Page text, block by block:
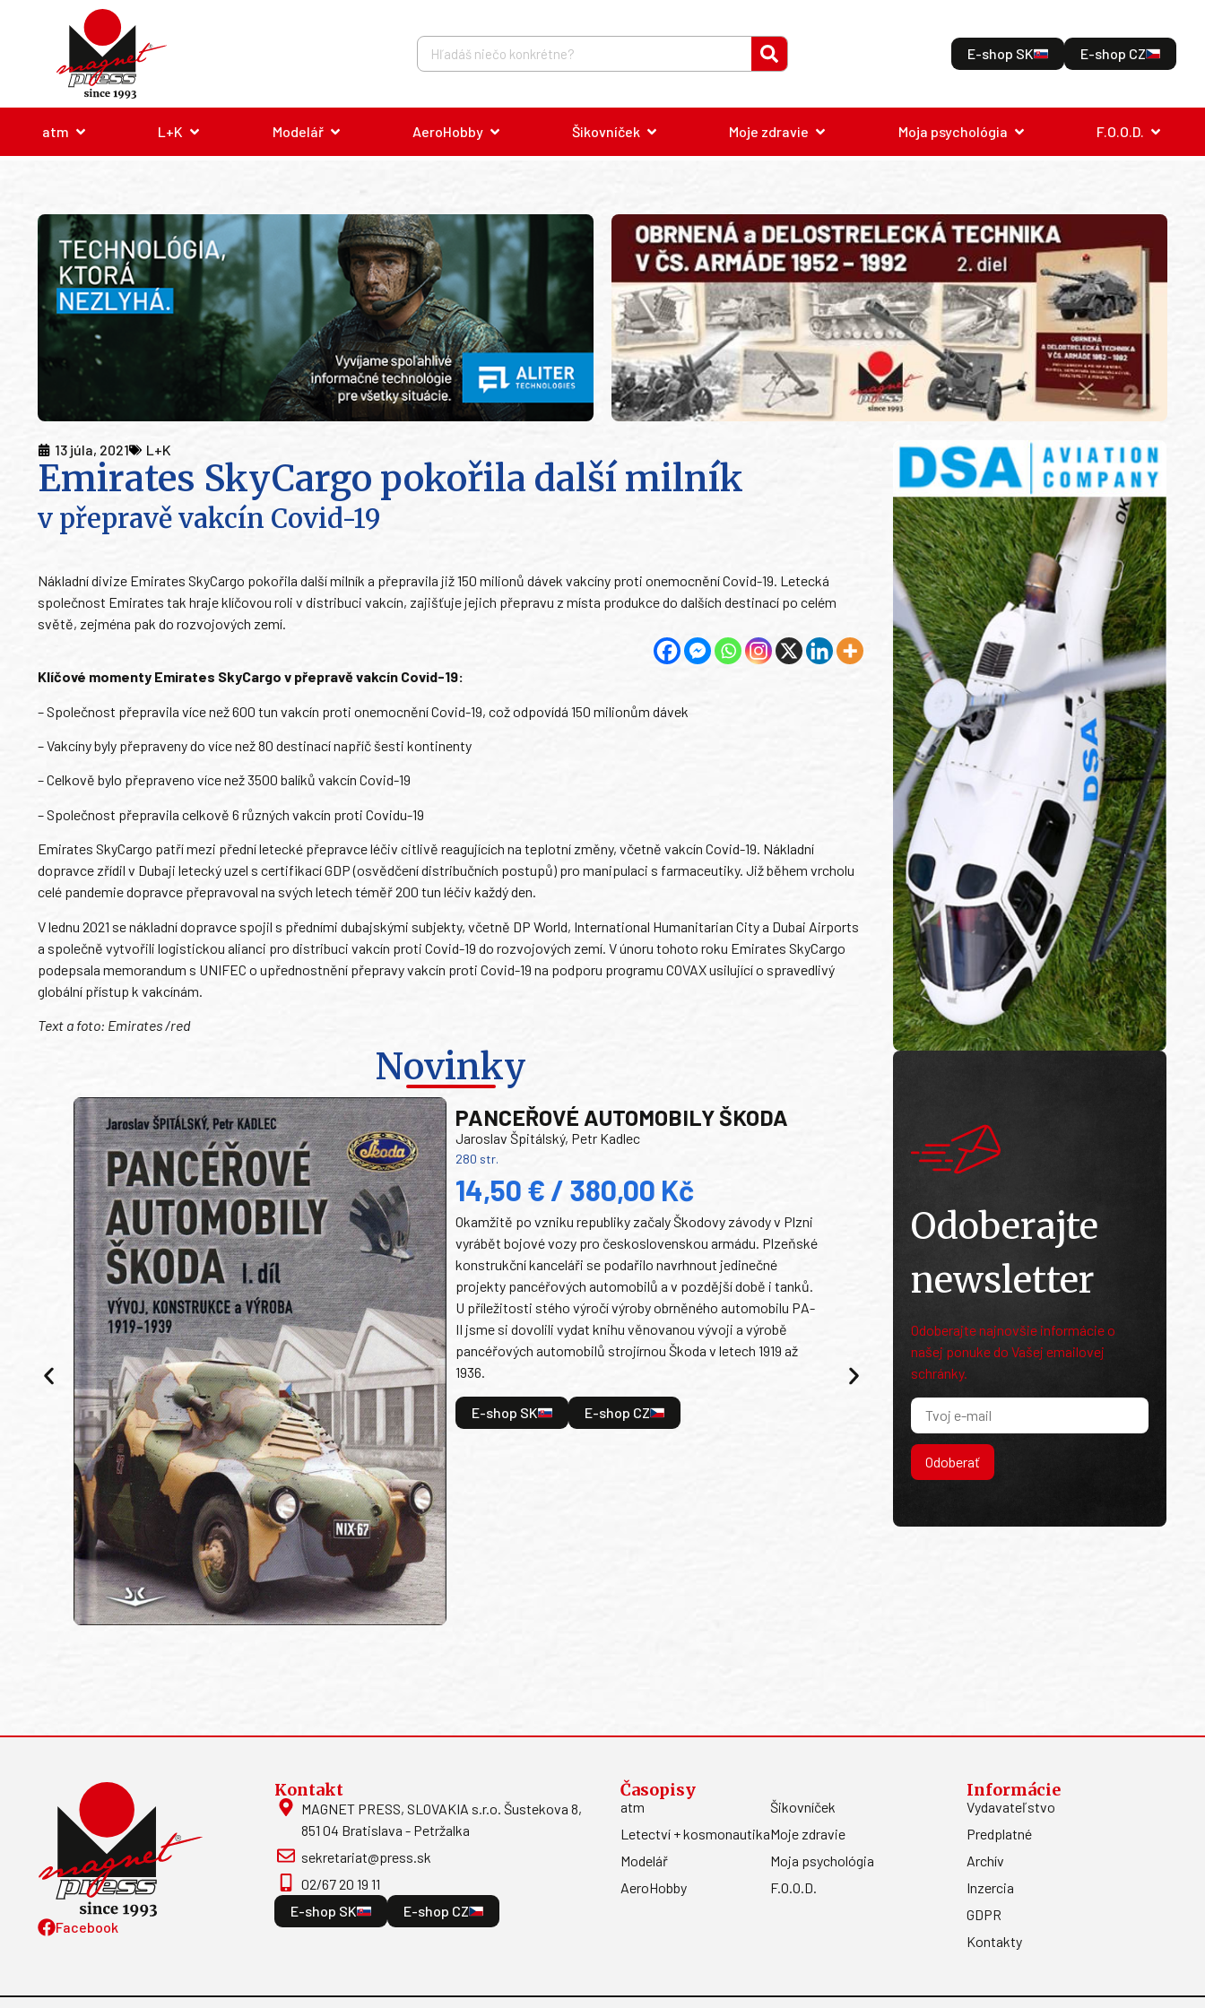
E-shop SK E-shop CZ
atm L+K Modelář AeroHobby Šikovníček Moje zdravie Moja psychológia F.O.O.D.
13 júla, 2021 L+K
Emirates SkyCargo pokořila další milník
v přepravě vakcín Covid-19
Nákladní divize Emirates SkyCargo pokořila další milník a přepravila již 150 milionů dávek vakcíny proti onemocnění Covid-19. Letecká
společnost Emirates tak hraje klíčovou roli v distribuci vakcín, zajišťuje jejich přepravu z místa produkce do dalších destinací po celém
světě, zejména pak do rozvojových zemí.
Klíčové momenty Emirates SkyCargo v přepravě vakcín Covid-19:
– Společnost přepravila více než 600 tun vakcín proti onemocnění Covid-19, což odpovídá 150 milionům dávek
– Vakcíny byly přepraveny do více než 80 destinací napříč šesti kontinenty
– Celkově bylo přepraveno více než 3500 balíků vakcín Covid-19
– Společnost přepravila celkově 6 různých vakcín proti Covidu-19
Emirates SkyCargo patří mezi přední letecké přepravce léčiv citlivě reagujících na teplotní změny, včetně vakcín Covid-19. Nákladní
dopravce zřídil v Dubaji letecký uzel s certifikací GDP (osvědčení distribučních postupů) pro manipulaci s farmaceutiky. Již během vrcholu
celé pandemie dopravce přepravoval na svých letech téměř 200 tun léčiv každý den.
V lednu 2021 se nákladní dopravce spojil s předními dubajskými subjekty, včetně DP World, International Humanitarian City a Dubai Airports
a společně vytvořili logistickou alianci pro distribuci vakcín proti Covid-19 do rozvojových zemí. V únoru tohoto roku Emirates SkyCargo
podepsala memorandum s UNIFEC o upřednostnění přepravy vakcín proti Covid-19 na podporu programu COVAX usilující o spravedlivý
globální přístup k vakcínám.
Text a foto: Emirates /red
Novinky
PANCEŘOVÉ AUTOMOBILY ŠKODA
Jaroslav Špitálský, Petr Kadlec
280 str.
14,50 € / 380,00 Kč
Okamžitě po vzniku republiky začaly Škodovy závody v Plzni
vyrábět bojové vozy pro československou armádu. Plzeňské
konstrukční kanceláři se podařilo navrhnout jedinečné
projekty pancéřových automobilů a v pozdější době i tanků.
U příležitosti stého výročí výroby obrněného automobilu PA-
II jsme si dovolili vydat knihu věnovanou vývoji a výrobě
pancéřových automobilů strojírnou Škoda v letech 1919 až
1936.
E-shop SK E-shop CZ
Odoberajte
newsletter
Odoberajte najnovšie informácie o
našej ponuke do Vašej emailovej
schránky.
Odoberať
Facebook
Kontakt
MAGNET PRESS, SLOVAKIA s.r.o. Šustekova 8,
851 04 Bratislava - Petržalka
sekretariat@press.sk
02/67 20 19 11
E-shop SK
E-shop CZ
Časopisy
atm
Letectví + kosmonautika
Modelář
AeroHobby
Šikovníček
Moje zdravie
Moja psychológia
F.O.O.D.
Informácie
Vydavateľstvo
Predplatné
Archív
Inzercia
GDPR
Kontakty